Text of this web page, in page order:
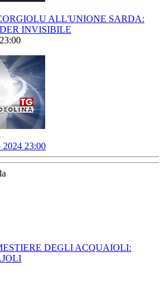
ALL'UNIONE SARDA:
INVISIBILE
23:00
DEGLI ACQUAIOLI: